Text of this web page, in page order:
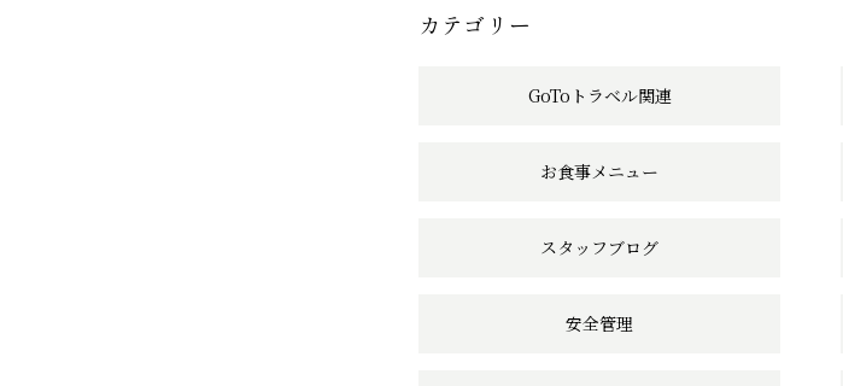
の
ン
ク
カテゴリー
GoToトラベル関連
お食事メニュー
スタッフブログ
安全管理